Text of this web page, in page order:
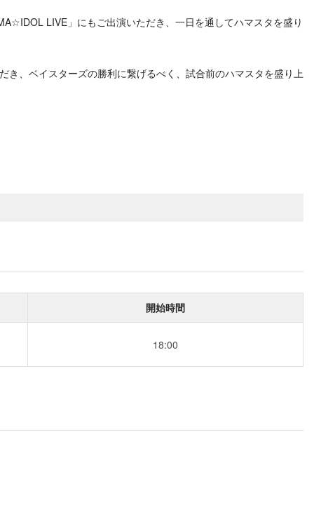
LIVE」にもご出演いただき、一日を通してハマスタを盛り
、ベイスターズの勝利に繋げるべく、試合前のハマスタを盛り上
開始時間
18:00